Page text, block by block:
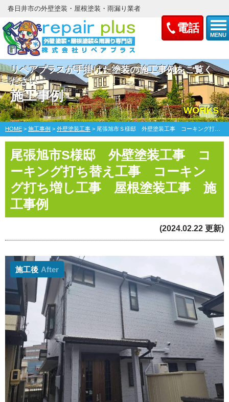
電話
MENU
春日井市の外壁塗装・屋根塗装・雨漏り業者
リペアプラスが手掛けた塗装の施工事例をご覧く
ださい
施工事例
WORKS
HOME > 施工事例 > 外壁塗装工事 > 尾張旭市Ｓ様邸 外壁塗装工事 コーキング打ち替え工事 コーキング打ち増し工事 屋根塗装工事
尾張旭市S様邸 外壁塗装工事 コ
ーキング打ち替え工事 コーキン
グ打ち増し工事 屋根塗装工事 施
工事例
(2024.02.22 更新)
施工後 After